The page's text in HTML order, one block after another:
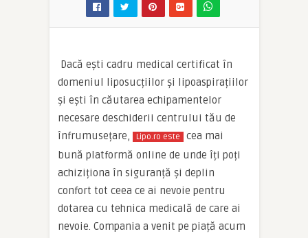
Dacă ești cadru medical certificat în
domeniul liposucțiilor și lipoaspirațiilor
și ești în căutarea echipamentelor
necesare deschiderii centrului tău de
înfrumusețare,
Lipo.ro este
cea mai
bună platformă online de unde îți poți
achiziționa în siguranță și deplin
confort tot ceea ce ai nevoie pentru
dotarea cu tehnica medicală de care ai
nevoie. Compania a venit pe piață acum